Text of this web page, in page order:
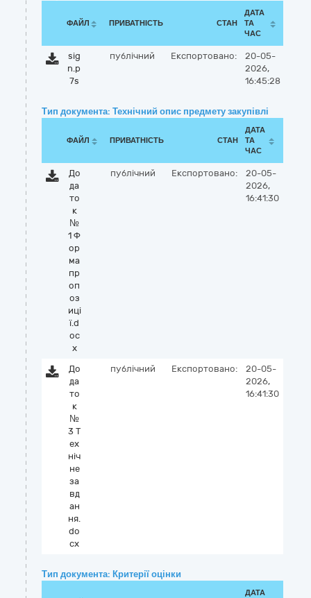
ФАЙЛ ПРИВАТНІСТЬ СТАН
ДАТА
ТА
ЧАС
sig
n.p
7s
публічний Експортовано:
20-05-
2026,
16:45:28
Тип документа: Технічний опис предмету закупівлі
ФАЙЛ ПРИВАТНІСТЬ СТАН
ДАТА
ТА
ЧАС
До
да
то
к
№
1 Ф
ор
ма
пр
оп
оз
иці
ї.d
oc
x
публічний Експортовано:
20-05-
2026,
16:41:30
До
да
то
к
№
3 Т
ех
ніч
не
за
вд
ан
ня.
do
cx
публічний Експортовано:
20-05-
2026,
16:41:30
Тип документа: Критерії оцінки
ДАТА